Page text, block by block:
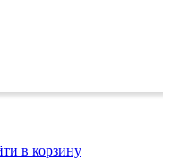
в корзину